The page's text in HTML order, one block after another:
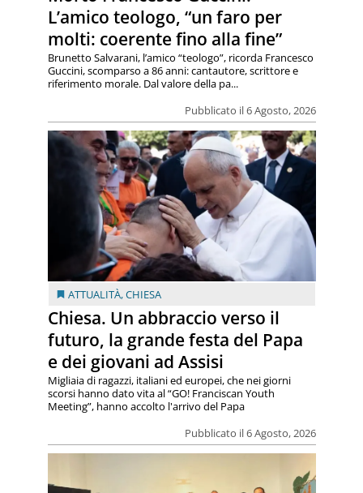
L’amico teologo, “un faro per
molti: coerente fino alla fine”
Pubblicato il 6 Agosto, 2026
Brunetto Salvarani, l’amico “teologo”, ricorda Francesco
Guccini, scomparso a 86 anni: cantautore, scrittore e
riferimento morale. Dal valore della pa...
ATTUALITÀ,CHIESA
Chiesa. Un abbraccio verso il
futuro, la grande festa del Papa
e dei giovani ad Assisi
Pubblicato il 6 Agosto, 2026
Migliaia di ragazzi, italiani ed europei, che nei giorni
scorsi hanno dato vita al “GO! Franciscan Youth
Meeting”, hanno accolto l'arrivo del Papa